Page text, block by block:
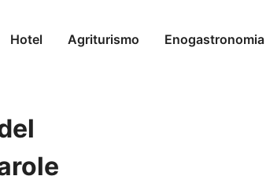
Hotel Agriturismo Enogastronomia